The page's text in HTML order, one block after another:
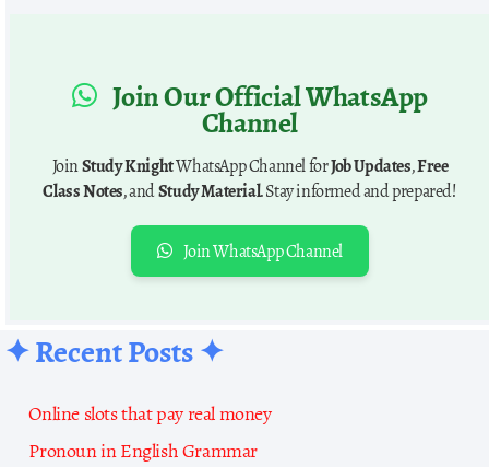
Join Our Official WhatsApp
Channel
JoinStudy KnightWhatsApp Channel forJob Updates,Free
Class Notes, andStudy Material. Stay informed and prepared!
Join WhatsApp Channel
✦ Recent Posts ✦
Online slots that pay real money
Pronoun in English Grammar